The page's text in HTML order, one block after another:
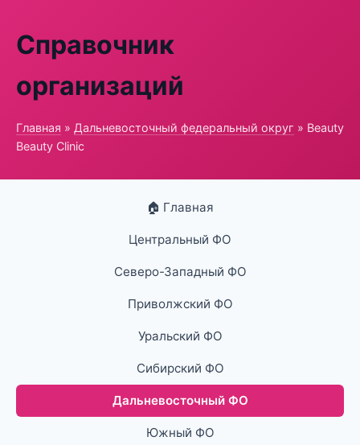
Справочник
организаций
Главная » Дальневосточный федеральный округ » Beauty
Beauty Clinic
🏠 Главная
Центральный ФО
Северо-Западный ФО
Приволжский ФО
Уральский ФО
Сибирский ФО
Дальневосточный ФО
Южный ФО